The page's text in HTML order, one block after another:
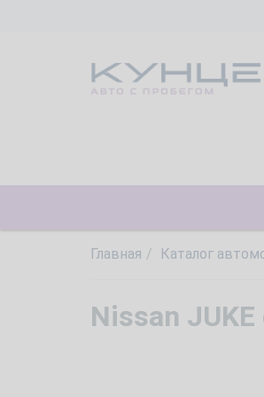
Главная Каталог
Nissan